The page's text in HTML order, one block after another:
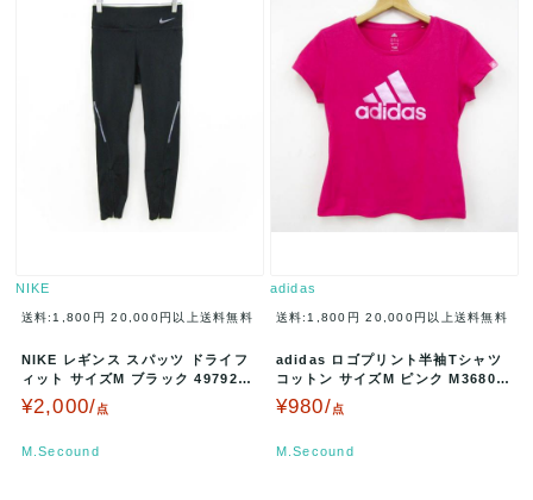
NIKE
送料:1,800円 20,000円以上送料無料
NIKE レギンス スパッツ ドライフ
ィット サイズM ブラック 497924/
566738 A00…
¥2,000/点
M.Secound
adidas
送料:1,800円 20,000円以上送料無料
adidas ロゴプリント半袖Tシャツ
コットン サイズM ピンク M36807
A00186
¥980/点
M.Secound